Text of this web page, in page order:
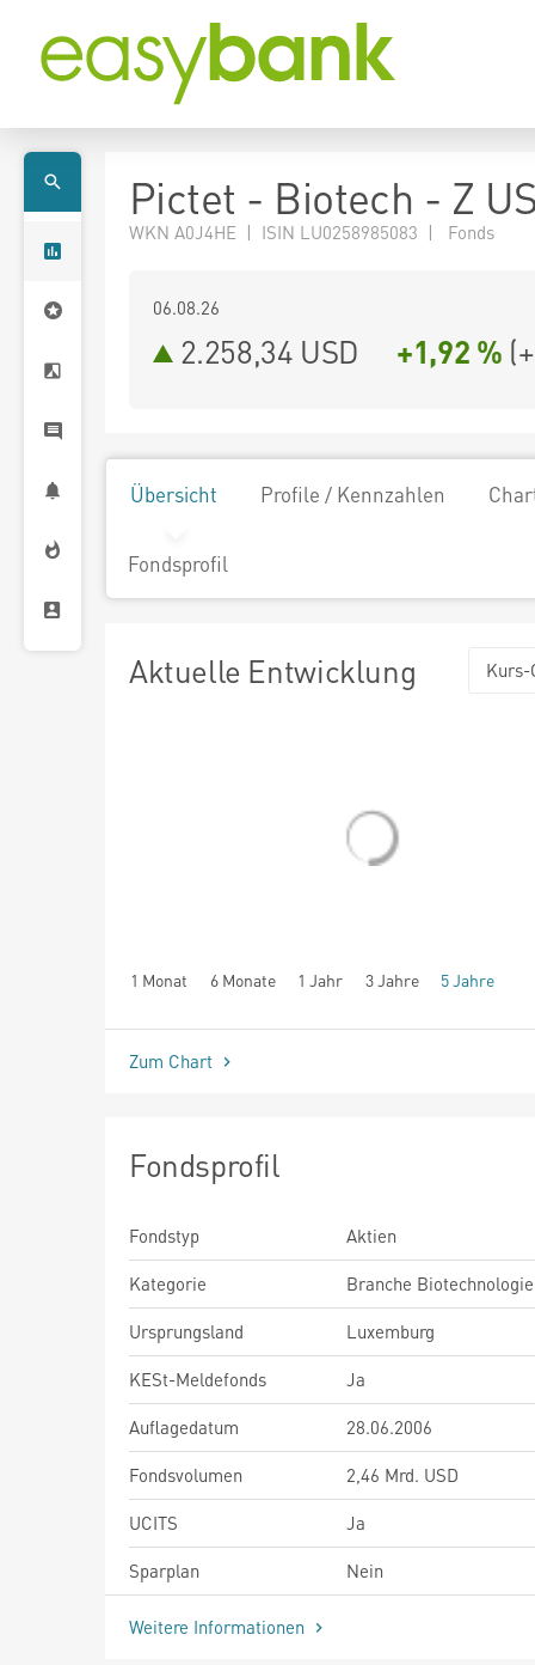
Pictet - Biotech - Z
WKN A0J4HE | ISIN LU0258985083 | Fonds
06.08.26
2.258,34 USD +1,92 % (
Übersicht Profile / Kennzahlen
Fondsprofil
Aktuelle Entwicklung Kurs-
1 Monat 6 Monate 1 Jahr 3 Jahre 5 Jahre
seit Beginn
Zum Chart
Fondsprofil
Fondstyp
Aktien
Kategorie
Branche Biotechnologie
Ursprungsland
Luxemburg
KESt-Meldefonds
Ja
Auflagedatum
28.06.2006
Fondsvolumen
2,46 Mrd. USD
UCITS
Ja
Sparplan
Nein
Weitere Informationen